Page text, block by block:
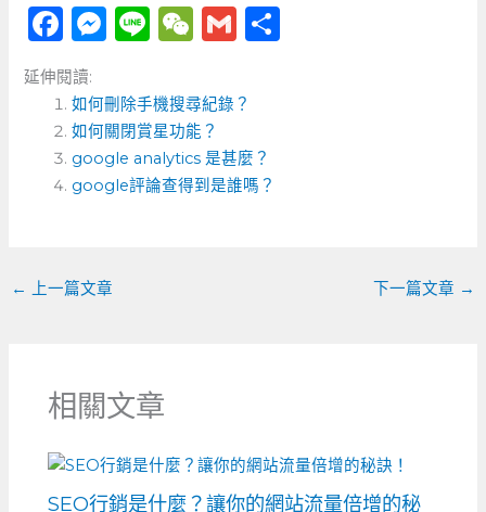
F
a
c
e
b
o
M
ss
e
n
g
Li
e
W
C
h
a
t
G
ai
延伸閱讀:
如何刪除手機搜尋紀錄？
如何關閉賞星功能？
google analytics 是甚麼？
google評論查得到是誰嗎？
← 上一篇文章 下一篇文章 →
相關文章
SEO行銷是什麼？讓你的網站流量倍增的秘